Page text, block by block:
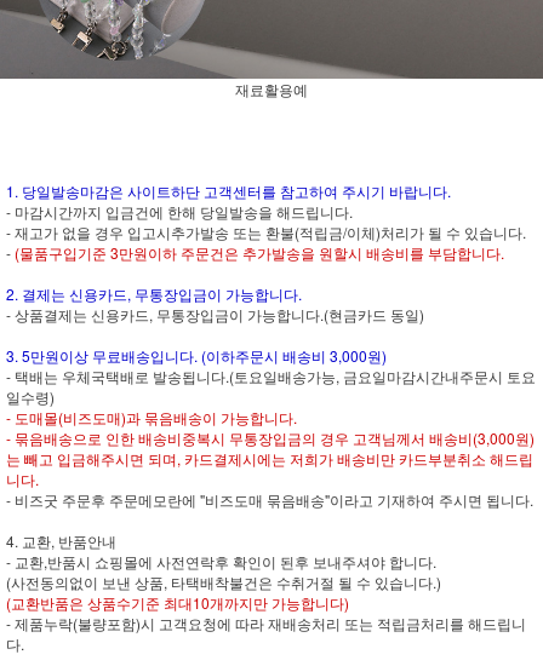
재료활용예
1. 당일발송마감은 사이트하단 고객센터를 참고하여 주시기 바랍니다.
- 마감시간까지 입금건에 한해 당일발송을 해드립니다.
- 재고가 없을 경우 입고시추가발송 또는 환불(적립금/이체)처리가 될 수 있습니다.
- (물품구입기준 3만원이하 주문건은 추가발송을 원할시 배송비를 부담합니다.
2. 결제는 신용카드, 무통장입금이 가능합니다.
- 상품결제는 신용카드, 무통장입금이 가능합니다.(현금카드 동일)
3. 5만원이상 무료배송입니다. (이하주문시 배송비 3,000원)
- 택배는 우체국택배로 발송됩니다.(토요일배송가능, 금요일마감시간내주문시 토요
일수령)
- 도매몰(비즈도매)과 묶음배송이 가능합니다.
- 묶음배송으로 인한 배송비중복시 무통장입금의 경우 고객님께서 배송비(3,000원)
는 빼고 입금해주시면 되며, 카드결제시에는 저희가 배송비만 카드부분취소 해드립
니다.
- 비즈굿 주문후 주문메모란에 "비즈도매 묶음배송"이라고 기재하여 주시면 됩니다.
4. 교환, 반품안내
- 교환,반품시 쇼핑몰에 사전연락후 확인이 된후 보내주셔야 합니다.
(사전동의없이 보낸 상품, 타택배착불건은 수취거절 될 수 있습니다.)
(교환반품은 상품수기준 최대10개까지만 가능합니다)
- 제품누락(불량포함)시 고객요청에 따라 재배송처리 또는 적립금처리를 해드립니
다.